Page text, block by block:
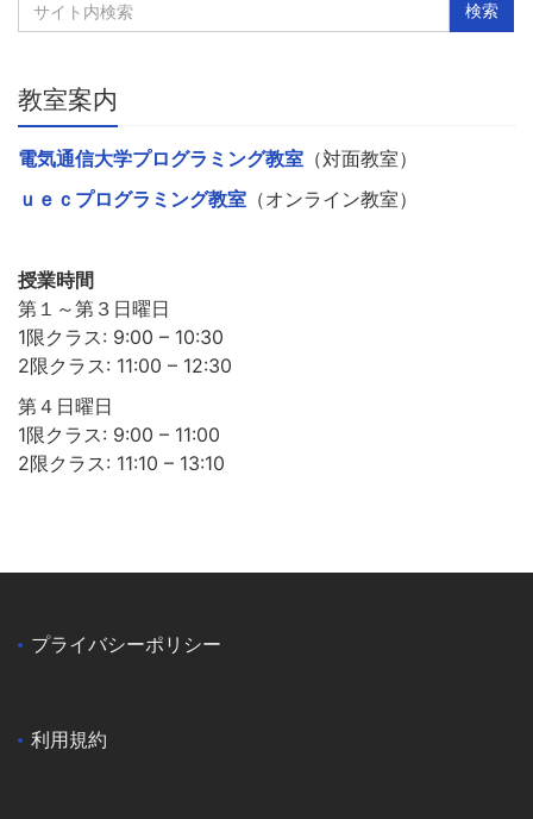
教室案内
電気通信大学プログラミング教室 （対面教室）
ｕｅｃプログラミング教室 （オンライン教室）
授業時間
第１～第３日曜日
1限クラス: 9:00 – 10:30
2限クラス: 11:00 – 12:30
第４日曜日
1限クラス: 9:00 – 11:00
2限クラス: 11:10 – 13:10
プライバシーポリシー
利用規約